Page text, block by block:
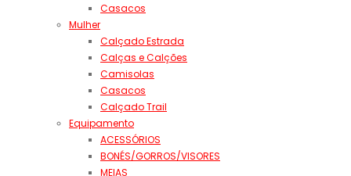
Casacos
Mulher
Calçado Estrada
Calças e Calções
Camisolas
Casacos
Calçado Trail
Equipamento
ACESSÓRIOS
BONÉS/GORROS/VISORES
MEIAS